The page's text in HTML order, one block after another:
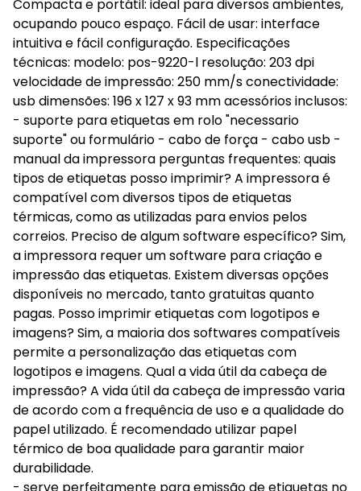
Compacta e portátil: ideal para diversos ambientes,
ocupando pouco espaço. Fácil de usar: interface
intuitiva e fácil configuração. Especificações
técnicas: modelo: pos-9220-l resolução: 203 dpi
velocidade de impressão: 250 mm/s conectividade:
usb dimensões: 196 x 127 x 93 mm acessórios inclusos:
- suporte para etiquetas em rolo "necessario
suporte" ou formulário - cabo de força - cabo usb -
manual da impressora perguntas frequentes: quais
tipos de etiquetas posso imprimir? A impressora é
compatível com diversos tipos de etiquetas
térmicas, como as utilizadas para envios pelos
correios. Preciso de algum software específico? Sim,
a impressora requer um software para criação e
impressão das etiquetas. Existem diversas opções
disponíveis no mercado, tanto gratuitas quanto
pagas. Posso imprimir etiquetas com logotipos e
imagens? Sim, a maioria dos softwares compatíveis
permite a personalização das etiquetas com
logotipos e imagens. Qual a vida útil da cabeça de
impressão? A vida útil da cabeça de impressão varia
de acordo com a frequência de uso e a qualidade do
papel utilizado. É recomendado utilizar papel
térmico de boa qualidade para garantir maior
durabilidade.